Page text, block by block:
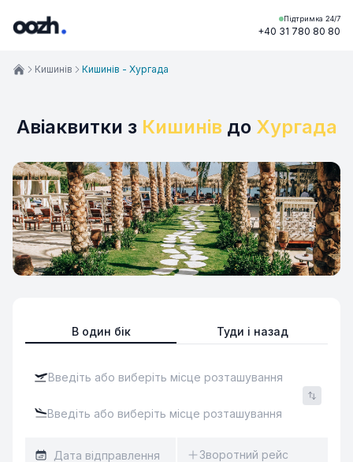
Підтримка 24/7
+40 31 780 80 80
Авіаквитки з Кишинів до Хургада
В один бік Туди і назад
Зворотний рейс
Кишинів Кишинів - Хургада